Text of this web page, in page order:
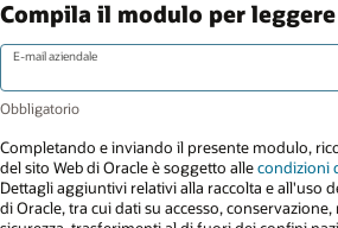
Compila il modulo per
E-mail aziendale
Completando e inviando il presente modulo,
del sito Web di Oracle è soggetto allecondizioni
Dettagli aggiuntivi relativi alla raccolta e all'uso
di Oracle, tra cui dati su accesso,